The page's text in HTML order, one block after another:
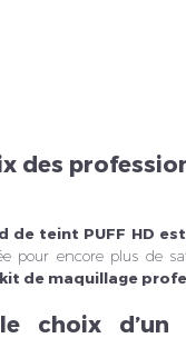
des
de teint PUFF HD
encore plus de
de maquillage
choix d’un